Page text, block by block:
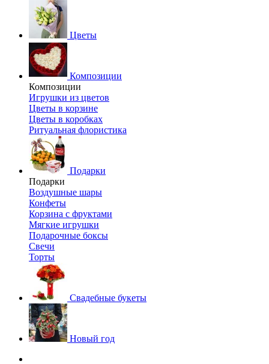
Цветы
Композиции
Композиции
Игрушки из цветов
Цветы в корзине
Цветы в коробках
Ритуальная флористика
Подарки
Подарки
Воздушные шары
Конфеты
Корзина с фруктами
Мягкие игрушки
Подарочные боксы
Свечи
Торты
Свадебные букеты
Новый год